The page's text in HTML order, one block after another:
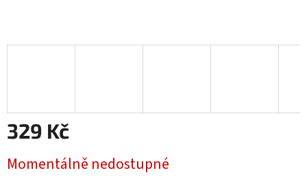
329 Kč
cena:
Momentálně nedostupné